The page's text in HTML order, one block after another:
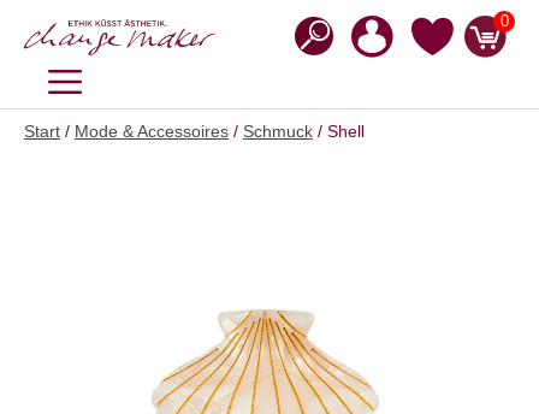
Inhalt
0
MENÜ
Start / Mode & Accessoires / Schmuck / Shell